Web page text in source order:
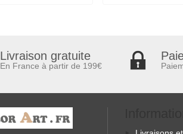
Livraison gratuite
En France à partir de 199€